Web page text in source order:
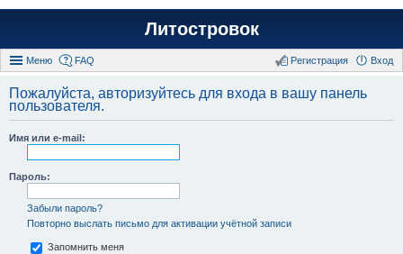
Литостровок
Меню FAQ Вход
Регистрация
Пожалуйста, авторизуйтесь для входа в вашу панель
пользователя.
Имя или e-mail:
Пароль:
Забыли пароль?
Повторно выслать письмо для активации учётной записи
Запомнить меня